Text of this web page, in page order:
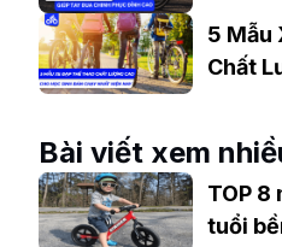
Chinh
5 Mẫu
Chất
Bài viết xem
TOP 8
tuổi